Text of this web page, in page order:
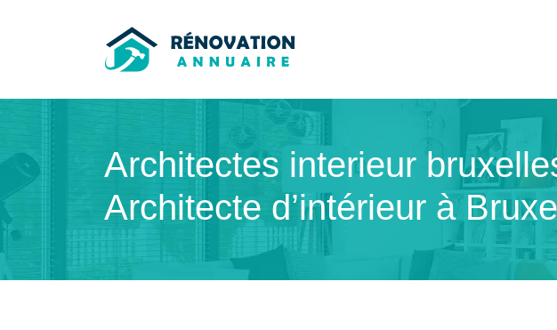
Architectes interieur
Architecte d’intérieur à